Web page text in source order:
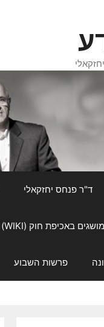
ד"ר פנחס יחזקאלי
מושגים באכיפת חוק (WIKI)
פרשות השבוע